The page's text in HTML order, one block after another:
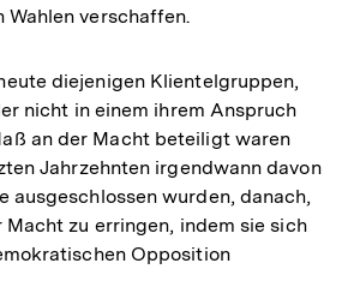
verschaffen.
diejenigen Klientelgruppen,
nicht in einem ihrem Anspruch
an der Macht beteiligt waren
Jahrzehnten irgendwann davon
ausgeschlossen wurden, danach,
zu erringen, indem sie sich
Opposition